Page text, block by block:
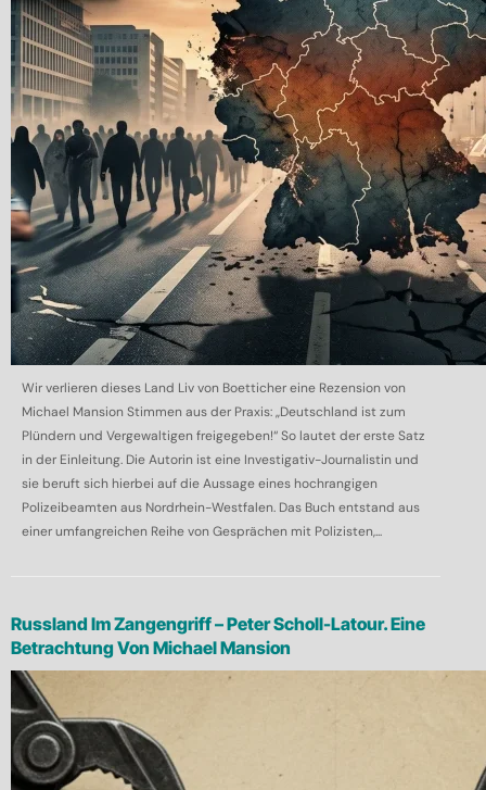
Wir verlieren dieses Land Liv von Boetticher eine Rezension von
Michael Mansion Stimmen aus der Praxis: „Deutschland ist zum
Plündern und Vergewaltigen freigegeben!“ So lautet der erste Satz
in der Einleitung. Die Autorin ist eine Investigativ-Journalistin und
sie beruft sich hierbei auf die Aussage eines hochrangigen
Polizeibeamten aus Nordrhein-Westfalen. Das Buch entstand aus
einer umfangreichen Reihe von Gesprächen mit Polizisten,...
Russland Im Zangengriff – Peter Scholl-Latour. Eine
Betrachtung Von Michael Mansion